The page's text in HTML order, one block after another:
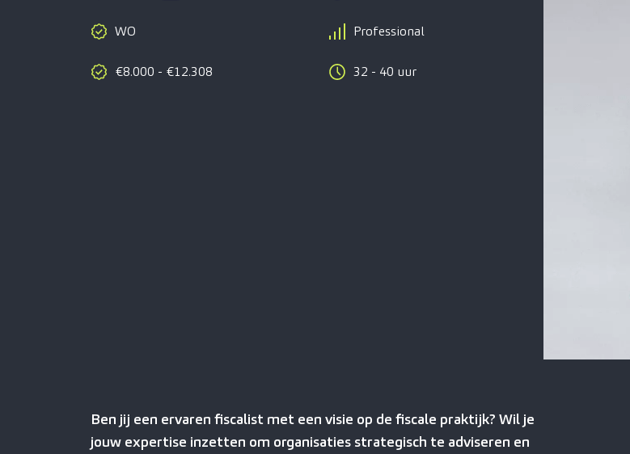
WO
€8.000 - €12.308
Professional
32 - 40 uur
Ben jij een ervaren fiscalist met een visie op de fiscale praktijk? Wil je
jouw expertise inzetten om organisaties strategisch te adviseren en